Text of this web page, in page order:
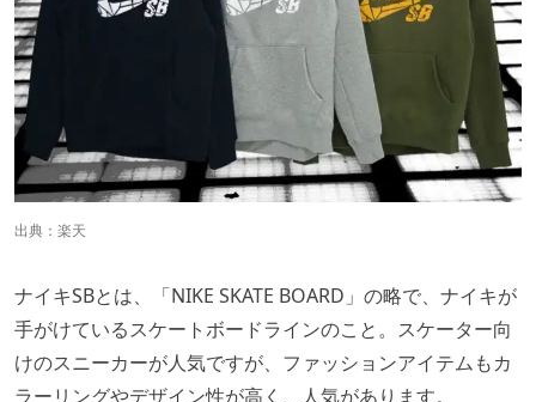
出典： 楽天
ナイキSBとは、「NIKE SKATE BOARD」の略で、ナイキが
手がけているスケートボードラインのこと。スケーター向
けのスニーカーが人気ですが、ファッションアイテムもカ
ラーリングやデザイン性が高く、人気があります。